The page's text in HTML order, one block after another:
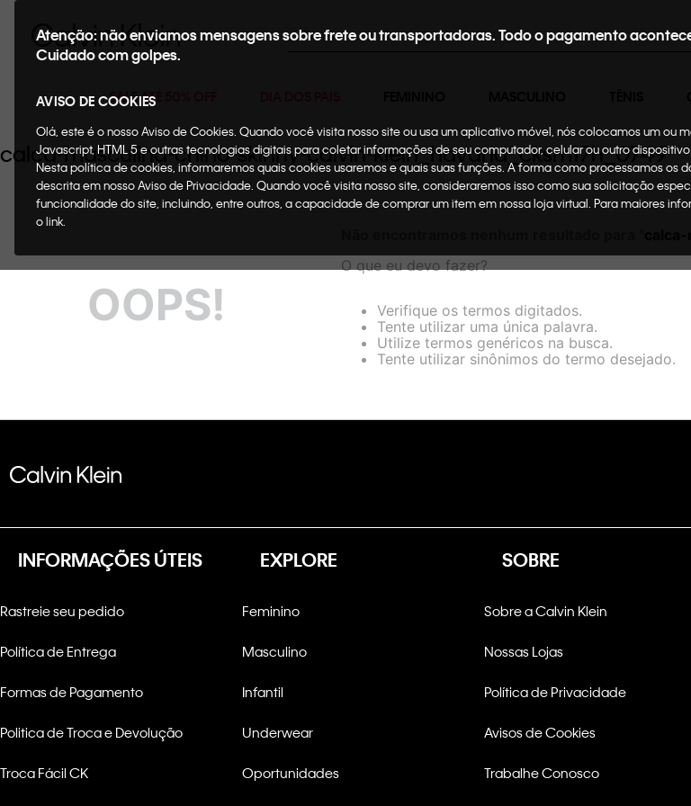
Buscar
SALE ATÉ 50% OFF
Atenção: não enviamos mensagens sobre frete ou transportadoras. Todo o pagamento
Cuidado com golpes.
AVISO DE COOKIES
Olá, este é o nosso Aviso de Cookies. Quando você visita nosso site ou usa um aplicativo móvel, nós colocamos um ou
Javascript, HTML 5 e outras tecnologias digitais para coletar informações de seu computador, celular ou outro
Nesta política de cookies, informaremos quais cookies usaremos e quais suas funções. A forma como processamos os
descrita em nosso Aviso de Privacidade. Quando você visita nosso site, consideraremos isso como sua solicitação
funcionalidade do site, incluindo, entre outros, a capacidade de comprar um item em nossa loja virtual. Para maiores
o link.
calca-masculina-chino-skinny-calvin-klein_havana_cksm17h_0749
OOPS!
O que eu devo fazer?
Verifique os termos digitados.
Tente utilizar uma única palavra.
Utilize termos genéricos na busca.
Tente utilizar sinônimos do termo desejado.
INFORMAÇÕES ÚTEIS
Rastreie seu pedido
Política de Entrega
Formas de Pagamento
Politica de Troca e Devolução
Troca Fácil CK
EXPLORE
Feminino
Masculino
Infantil
Underwear
Oportunidades
SOBRE
Sobre a Calvin Klein
Nossas Lojas
Política de Privacidade
Avisos de Cookies
Trabalhe Conosco